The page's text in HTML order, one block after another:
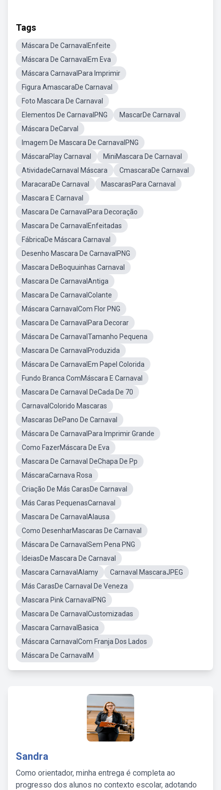
Tags
Máscara De CarnavalEnfeite
Máscara De CarnavalEm Eva
Máscara CarnavalPara Imprimir
Figura AmascaraDe Carnaval
Foto Mascara De Carnaval
Elementos De CarnavalPNG
MascarDe Carnaval
Máscara DeCarval
Imagem De Mascara De CarnavalPNG
MáscaraPlay Carnaval
MiniMascara De Carnaval
AtividadeCarnaval Máscara
CmascaraDe Carnaval
MaracaraDe Carnaval
MascarasPara Carnaval
Mascara E Carnaval
Mascara De CarnavalPara Decoração
Mascara De CarnavalEnfeitadas
FábricaDe Máscara Carnaval
Desenho Mascara De CarnavalPNG
Mascara DeBoquuinhas Carnaval
Mascara De CarnavalAntiga
Mascara De CarnavalColante
Máscara CarnavalCom Flor PNG
Mascara De CarnavalPara Decorar
Máscara De CarnavalTamanho Pequena
Mascara De CarnavalProduzida
Máscara De CarnavalEm Papel Colorida
Fundo Branca ComMáscara E Carnaval
Mascara De Carnaval DeCada De 70
CarnavalColorido Mascaras
Mascaras DePano De Carnaval
Máscara De CarnavalPara Imprimir Grande
Como FazerMáscara De Eva
Mascara De Carnaval DeChapa De Pp
MáscaraCarnava Rosa
Criação De Más CarasDe Carnaval
Más Caras PequenasCarnaval
Mascara De CarnavalAlausa
Como DesenharMascaras De Carnaval
Máscara De CarnavalSem Pena PNG
IdeiasDe Mascara De Carnaval
Mascara CarnavalAlamy
Carnaval MascaraJPEG
Más CarasDe Carnaval De Veneza
Mascara Pink CarnavalPNG
Mascara De CarnavalCustomizadas
Mascara CarnavalBasica
Máscara CarnavalCom Franja Dos Lados
Máscara De CarnavalM
Sandra
Como orientador, minha entrega é completa ao
progresso dos alunos no contexto escolar, adotando